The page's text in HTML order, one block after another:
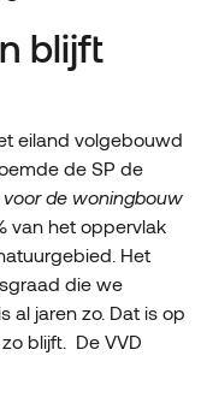
blijft
eiland volgebouwd
de SP de
voor de woningbouw
van het oppervlak
Het
die we
al jaren zo. Dat is op
blijft. De VVD